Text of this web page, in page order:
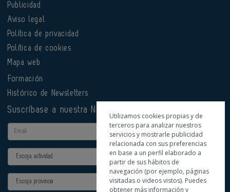
Publicidad
Aviso legal
Política de privacidad
Política de cookies
Mapa web
Formación
Histórico de Newsletters
Suscríbase a nuestra Newsletter
Email
Actividad
Provincia
Utilizamos cookies propias y de
terceros para analizar nuestros
servicios y mostrarle publicidad
relacionada con sus preferencias
en base a un perfil elaborado a
partir de sus hábitos de
navegación (por ejemplo, páginas
visitadas o videos vistos). Puedes
obtener más información y